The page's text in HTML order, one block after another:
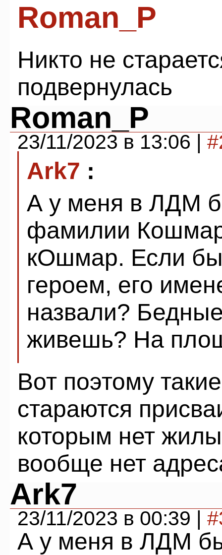
Roman_P
Никто не
подвернулась
Roman_P
23/11/2023 в 13:06 |
Ark7 :
А у меня в ЛДМ
фамилии
кОшмар. Если
героем, его
назвали?
живешь? На
Вот поэтому
стараются
которым нет
вообще нет
Ark7
23/11/2023 в 00:39 |
А у меня в ЛДМ